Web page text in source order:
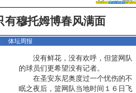
有穆托姆博春风满面
体坛周报
没有鲜花，没有欢呼，但篮网队
的球员们更希望没有记者。
在圣安东尼奥度过一个忧伤的不
眠之夜后，篮网队当地时间１６日飞